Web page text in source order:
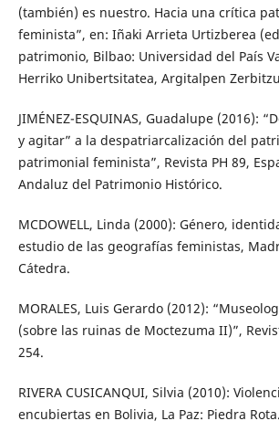
(también) es nuestro. Hacia una crítica
feminista”, en: Iñaki Arrieta Urtizberea
patrimonio, Bilbao: Universidad del País
Herriko Unibertsitatea, Argitalpen
JIMÉNEZ-ESQUINAS, Guadalupe (2016):
y agitar” a la despatriarcalización del
patrimonial feminista”, Revista PH 89,
Andaluz del Patrimonio Histórico.
MCDOWELL, Linda (2000): Género,
estudio de las geografías feministas,
Cátedra.
MORALES, Luis Gerardo (2012):
(sobre las ruinas de Moctezuma II)”,
254.
RIVERA CUSICANQUI, Silvia (2010):
encubiertas en Bolivia, La Paz: Piedra Rota.